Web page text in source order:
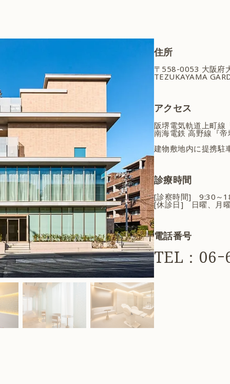
住所
〒558-0053 大阪府
TEZUKAYAMA
アクセス
阪堺電気軌道上町
南海電鉄 高野線『
建物敷地内に提携駐
診療時間
[診察時間] 9:30～
[休診日] 日曜、月曜
電話番号
TEL：06